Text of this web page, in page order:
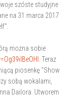
szóste studyjne
na 31 marca 2017
można sobie
Teraz
piosenkę "Show
sobą wokalami,
Dailora. Utworem